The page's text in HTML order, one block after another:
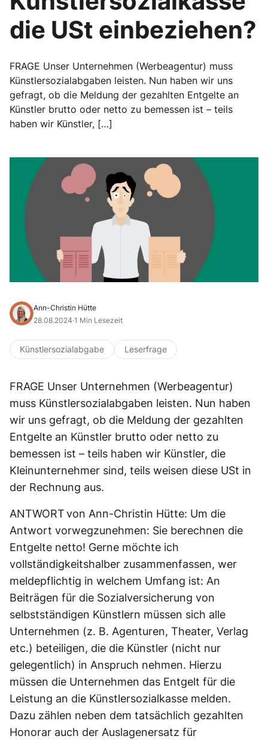
die USt einbeziehen?
FRAGE Unser Unternehmen (Werbeagentur) muss
Künstlersozialabgaben leisten. Nun haben wir uns
gefragt, ob die Meldung der gezahlten Entgelte an
Künstler brutto oder netto zu bemessen ist – teils
haben wir Künstler, […]
Ann-Christin Hütte
28.08.2024·1 Min Lesezeit
Künstlersozialabgabe Leserfrage
FRAGE Unser Unternehmen (Werbeagentur)
muss Künstlersozialabgaben leisten. Nun haben
wir uns gefragt, ob die Meldung der gezahlten
Entgelte an Künstler brutto oder netto zu
bemessen ist – teils haben wir Künstler, die
Kleinunternehmer sind, teils weisen diese USt in
der Rechnung aus.
ANTWORT von Ann-Christin Hütte: Um die
Antwort vorwegzunehmen: Sie berechnen die
Entgelte netto! Gerne möchte ich
vollständigkeitshalber zusammenfassen, wer
meldepflichtig in welchem Umfang ist: An
Beiträgen für die Sozialversicherung von
selbstständigen Künstlern müssen sich alle
Unternehmen (z. B. Agenturen, Theater, Verlag
etc.) beteiligen, die die Künstler (nicht nur
gelegentlich) in Anspruch nehmen. Hierzu
müssen die Unternehmen das Entgelt für die
Leistung an die Künstlersozialkasse melden.
Dazu zählen neben dem tatsächlich gezahlten
Honorar auch der Auslagenersatz für